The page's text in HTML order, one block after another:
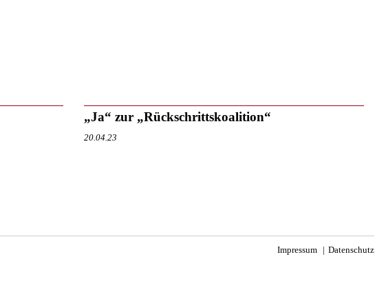
„Ja“ zur „Rückschrittskoalition“
20.04.23
Impressum Datenschutz